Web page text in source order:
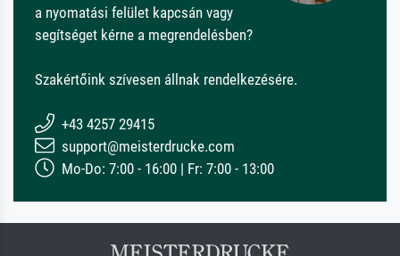
a nyomatási felület kapcsán vagy
segítséget kérne a megrendelésben?
Szakértőink szívesen állnak rendelkezésére.
+43 4257 29415
support@meisterdrucke.com
Mo-Do: 7:00 - 16:00 | Fr: 7:00 - 13:00